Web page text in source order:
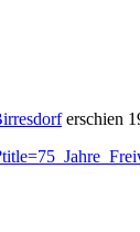
erschien